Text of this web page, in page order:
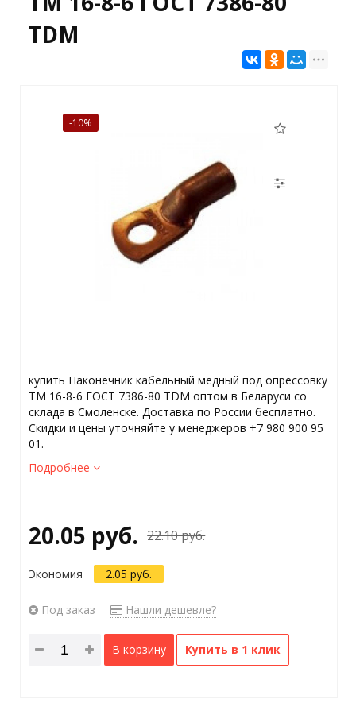
TDM
-10%
купить Наконечник кабельный медный под опрессовку
ТМ 16-8-6 ГОСТ 7386-80 TDM оптом в Беларуси со
склада в Смоленске. Доставка по России бесплатно.
Скидки и цены уточняйте у менеджеров +7 980 900 95
01.
Подробнее
20.05 руб. 22.10 руб.
Экономия 2.05 руб.
Под заказ Нашли дешевле?
В корзину Купить в 1 клик